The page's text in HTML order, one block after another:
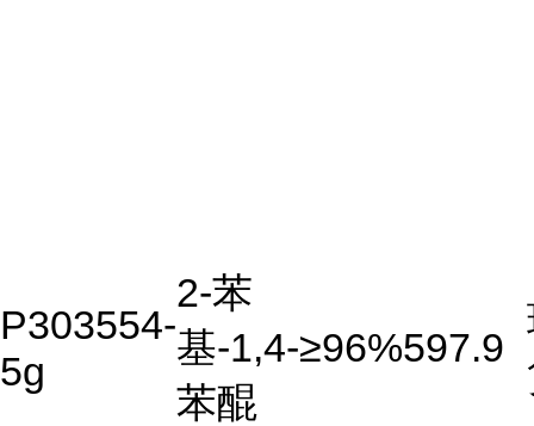
P303554-
5g
2-苯
基-1,4-
苯醌
≥96%597.9